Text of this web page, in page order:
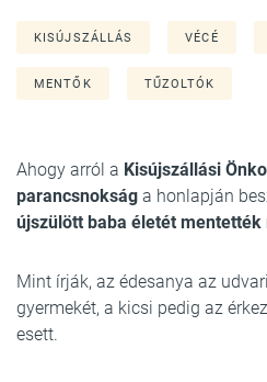
KISÚJSZÁLLÁS VÉCÉ
MENTŐK TŰZOLTÓK
Ahogy arról a Kisújszállási
parancsnokság a honlapján
újszülött baba életét mentették
Mint írják, az édesanya az
gyermekét, a kicsi pedig az
esett.